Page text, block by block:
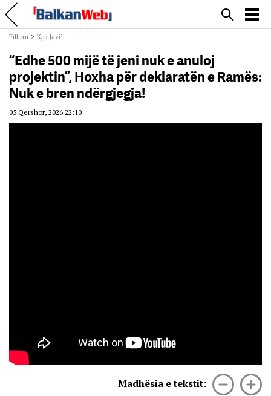
Fillimi > Kjo Javë
“Edhe 500 mijë të jeni nuk e anuloj
projektin”, Hoxha për deklaratën e Ramës:
Nuk e bren ndërgjegja!
05 Qershor, 2026 22:10
Madhësia e tekstit: